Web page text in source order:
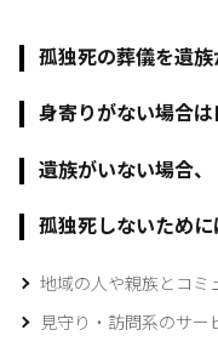
孤独死の葬儀を遺
身寄りがない場合
遺族がいない場合
孤独死しないために
地域の人や親族とコミ
見守り・訪問系のサー